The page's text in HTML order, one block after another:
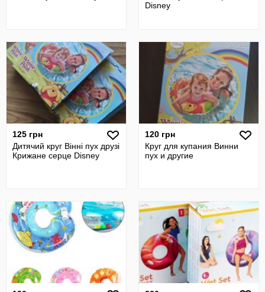
Disney
125 грн
Дитячий круг Вінні пух друзі
Крижане серце Disney
120 грн
Круг для купания Винни
пух и другие